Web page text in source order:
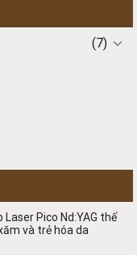
(7)
Laser Pico Nd:YAG thế
và trẻ hóa da